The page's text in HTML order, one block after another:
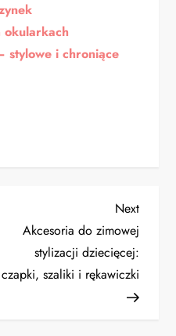
okularkach
stylowe i chroniące
Next
Post
Next
Akcesoria do zimowej
stylizacji dziecięcej:
czapki, szaliki i rękawiczki